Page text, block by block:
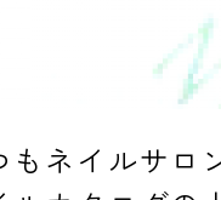
もネイルサロ